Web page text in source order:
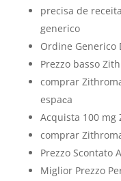
precisa de
generico
Ordine Generico
Prezzo basso
comprar
espaсa
Acquista 100 mg
comprar
Prezzo Scontato
Miglior Prezzo